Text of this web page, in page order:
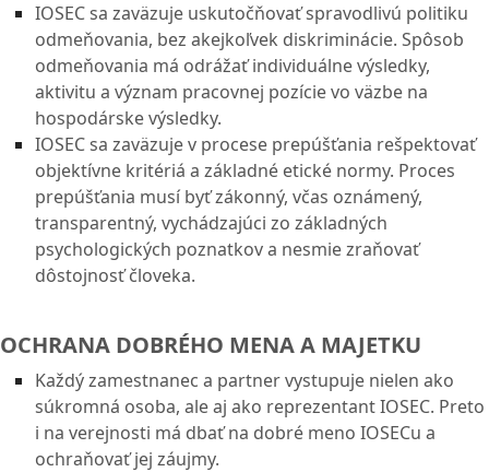
IOSEC sa zaväzuje uskutočňovať spravodlivú politiku
odmeňovania, bez akejkoľvek diskriminácie. Spôsob
odmeňovania má odrážať individuálne výsledky,
aktivitu a význam pracovnej pozície vo väzbe na
hospodárske výsledky.
IOSEC sa zaväzuje v procese prepúšťania rešpektovať
objektívne kritériá a základné etické normy. Proces
prepúšťania musí byť zákonný, včas oznámený,
transparentný, vychádzajúci zo základných
psychologických poznatkov a nesmie zraňovať
dôstojnosť človeka.
OCHRANA DOBRÉHO MENA A MAJETKU
Každý zamestnanec a partner vystupuje nielen ako
súkromná osoba, ale aj ako reprezentant IOSEC. Preto
i na verejnosti má dbať na dobré meno IOSECu a
ochraňovať jej záujmy.